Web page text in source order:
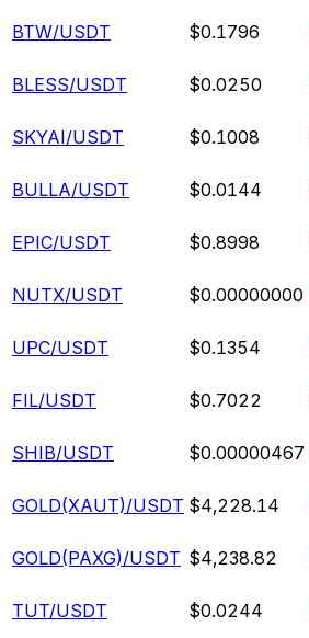
BTW/USDT $0.1796
BLESS/USDT $0.0250
SKYAI/USDT $0.1008
BULLA/USDT $0.0144
EPIC/USDT $0.8998
NUTX/USDT $0.00000000
UPC/USDT $0.1354
FIL/USDT $0.7022
SHIB/USDT $0.00000467
GOLD(XAUT)/USDT $4,228.14
GOLD(PAXG)/USDT $4,238.82
TUT/USDT $0.0244